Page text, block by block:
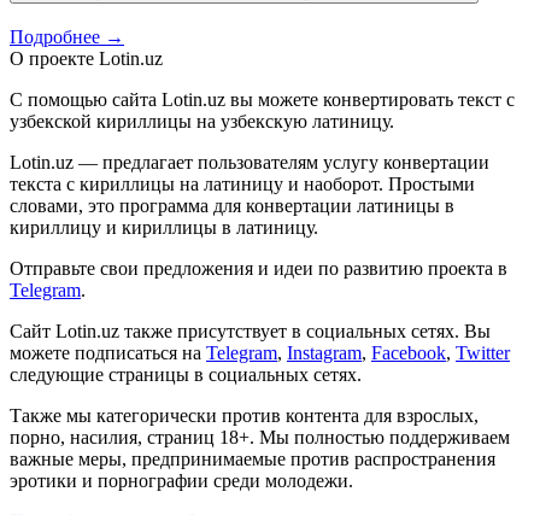
Подробнее →
О проекте Lotin.uz
С помощью сайта Lotin.uz вы можете конвертировать текст с
узбекской кириллицы на узбекскую латиницу.
Lotin.uz — предлагает пользователям услугу конвертации
текста с кириллицы на латиницу и наоборот. Простыми
словами, это программа для конвертации латиницы в
кириллицу и кириллицы в латиницу.
Отправьте свои предложения и идеи по развитию проекта в
Telegram.
Сайт Lotin.uz также присутствует в социальных сетях. Вы
можете подписаться на Telegram, Instagram, Facebook, Twitter
следующие страницы в социальных сетях.
Также мы категорически против контента для взрослых,
порно, насилия, страниц 18+. Мы полностью поддерживаем
важные меры, предпринимаемые против распространения
эротики и порнографии среди молодежи.